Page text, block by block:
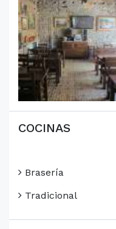
COCINAS
Brasería
Tradicional